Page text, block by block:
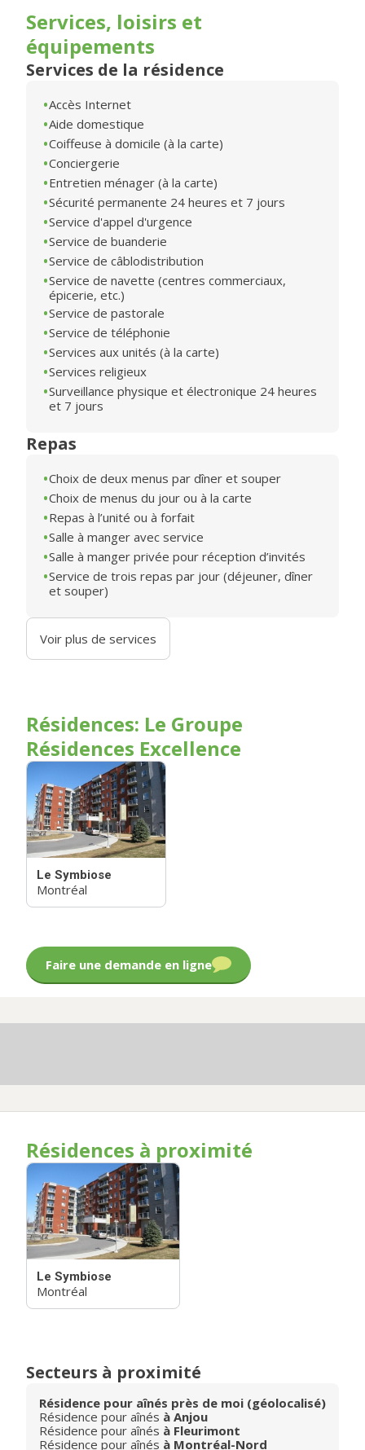
Services, loisirs et
équipements
Services de la résidence
Accès Internet
Aide domestique
Coiffeuse à domicile (à la carte)
Conciergerie
Entretien ménager (à la carte)
Sécurité permanente 24 heures et 7 jours
Service d'appel d'urgence
Service de buanderie
Service de câblodistribution
Service de navette (centres commerciaux,
épicerie, etc.)
Service de pastorale
Service de téléphonie
Services aux unités (à la carte)
Services religieux
Surveillance physique et électronique 24 heures
et 7 jours
Repas
Choix de deux menus par dîner et souper
Choix de menus du jour ou à la carte
Repas à l’unité ou à forfait
Salle à manger avec service
Salle à manger privée pour réception d’invités
Service de trois repas par jour (déjeuner, dîner
et souper)
Voir plus de services
Résidences: Le Groupe
Résidences Excellence
Le Symbiose
Montréal
Faire une demande en ligne
Résidences à proximité
Le Symbiose
Montréal
Secteurs à proximité
Résidence pour aînés près de moi (géolocalisé)
Résidence pour aînés à Anjou
Résidence pour aînés à Fleurimont
Résidence pour aînés à Montréal-Nord